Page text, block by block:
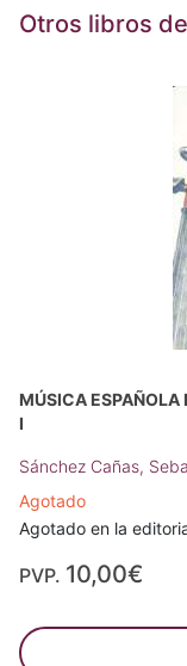
Otros libros
MÚSICA ESPAÑOLA
I
Sánchez Cañas,
Agotado
Agotado en la
PVP. 10,00€